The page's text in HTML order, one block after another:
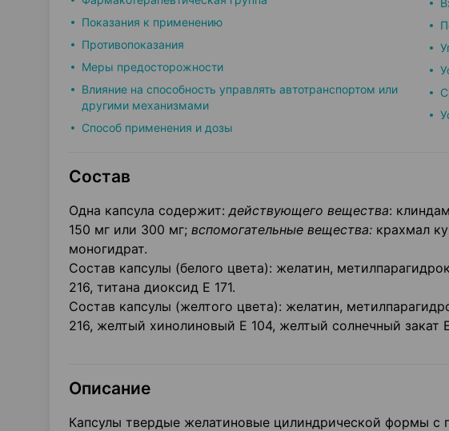
Показания к применению
Противопоказания
Меры предосторожности
Влияние на способность управлять автотранспортом или
другими механизмами
Способ применения и дозы
Состав
Одна капсула содержит:действующего вещества:
150 мг или 300 мг; вспомогательные вещества: крахмал
моногидрат.
Состав капсулы (белого цвета): желатин,
216, титана диоксид Е 171.
Состав капсулы (желтого цвета): желатин,
216, желтый хинолиновый Е 104, желтый солнечный закат
Описание
Капсулы твердые желатиновые цилиндрической формы с